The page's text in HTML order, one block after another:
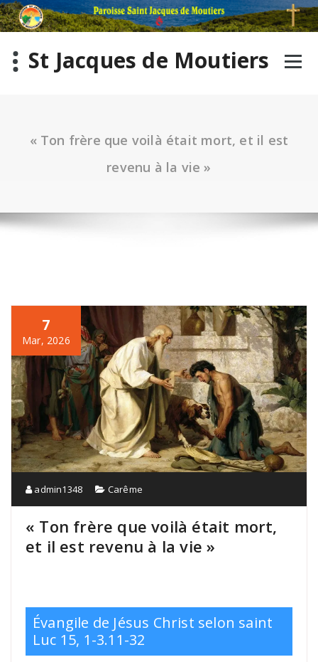
St Jacques de Moutiers
« Ton frère que voilà était mort, et il est
revenu à la vie »
7
Mar, 2026
admin1348 Carême
« Ton frère que voilà était mort,
et il est revenu à la vie »
Évangile de Jésus Christ selon saint
Luc 15, 1-3.11-32